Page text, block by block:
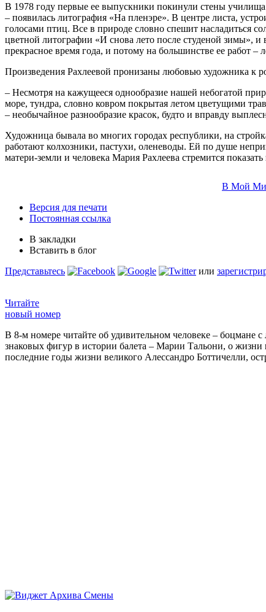
В 1978 году первые ее выпускники покинули стены
– появилась литография «На пленэре». В центре листа,
голосами птиц. Все в природе словно спешит насладиться
цветной литографии «И снова лето после студеной зимы»,
прекрасное время года, и потому на большинстве ее работ –
Произведения Рахлеевой пронизаны любовью художника к
– Несмотря на кажущееся однообразие нашей небогатой
море, тундра, словно ковром покрытая летом цветущими
– необычайное разнообразие красок, будто и вправду
Художница бывала во многих городах республики, на
работают колхозники, пастухи, оленеводы. Ей по душе
матери-земли и человека Мария Рахлеева стремится
В Мой
Версия для печати
Постоянная ссылка
В закладки
Вставить в блог
Представьтесь
или
Читайте
новый номер
В 8-м номере читайте об удивительном человеке – боцмане
знаковых фигур в истории балета – Марии Тальони, о
последние годы жизни великого Алессандро Боттичелли,